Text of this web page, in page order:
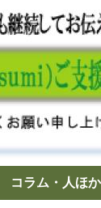
コラム・人ほか